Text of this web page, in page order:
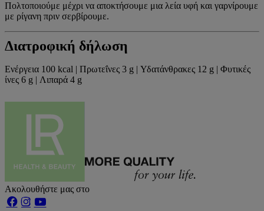
Πολτοποιούμε μέχρι να αποκτήσουμε μια λεία υφή και γαρνίρουμε
με ρίγανη πριν σερβίρουμε.
Διατροφική δήλωση
Ενέργεια 100 kcal | Πρωτεΐνες 3 g | Υδατάνθρακες 12 g | Φυτικές
ίνες 6 g | Λιπαρά 4 g
Ακολουθήστε μας στο